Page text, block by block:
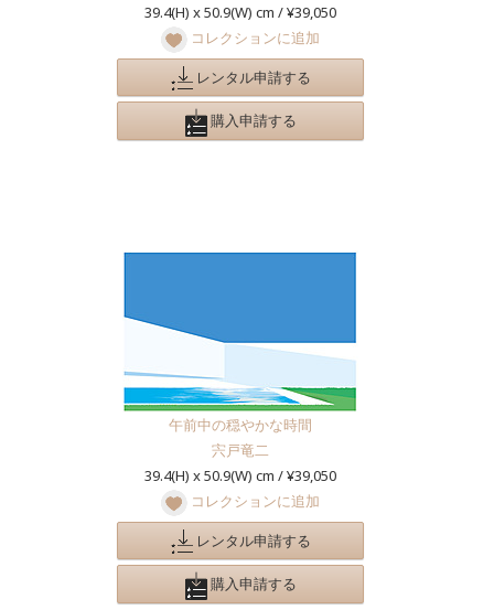
39.4(H) x 50.9(W) cm / ¥39,050
コレクションに追加
レンタル申請する
購入申請する
午前中の穏やかな時間
宍戸竜二
39.4(H) x 50.9(W) cm / ¥39,050
コレクションに追加
レンタル申請する
購入申請する